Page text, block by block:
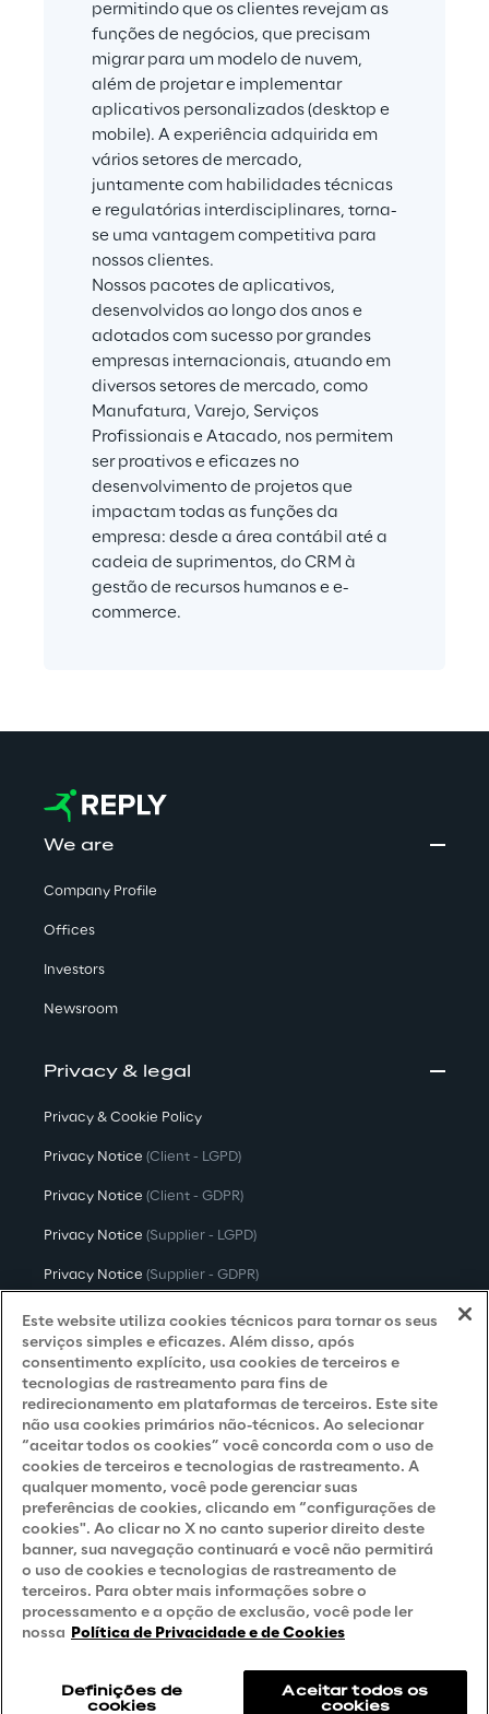
permitindo que os clientes revejam as
funções de negócios, que precisam
migrar para um modelo de nuvem,
além de projetar e implementar
aplicativos personalizados (desktop e
mobile). A experiência adquirida em
vários setores de mercado,
juntamente com habilidades técnicas
e regulatórias interdisciplinares, torna-
se uma vantagem competitiva para
nossos clientes.
Nossos pacotes de aplicativos,
desenvolvidos ao longo dos anos e
adotados com sucesso por grandes
empresas internacionais, atuando em
diversos setores de mercado, como
Manufatura, Varejo, Serviços
Profissionais e Atacado, nos permitem
ser proativos e eficazes no
desenvolvimento de projetos que
impactam todas as funções da
empresa: desde a área contábil até a
cadeia de suprimentos, do CRM à
gestão de recursos humanos e e-
commerce.
We are
Company Profile
Offices
Investors
Newsroom
Privacy & legal
Privacy & Cookie Policy
Privacy Notice (Client - LGPD)
Privacy Notice (Client - GDPR)
Privacy Notice (Supplier - LGPD)
Privacy Notice (Supplier - GDPR)
Privacy Notice (Candidate - LGPD)
Privacy Notice (Candidate - GDPR)
Privacy Notice
Accessibility Statement
Careers
Contacts
Este website utiliza cookies técnicos para tornar os seus
serviços simples e eficazes. Além disso, após
consentimento explícito, usa cookies de terceiros e
tecnologias de rastreamento para fins de
redirecionamento em plataformas de terceiros. Este site
não usa cookies primários não-técnicos. Ao selecionar
“aceitar todos os cookies” você concorda com o uso de
cookies de terceiros e tecnologias de rastreamento. A
qualquer momento, você pode gerenciar suas
preferências de cookies, clicando em “configurações de
cookies". Ao clicar no X no canto superior direito deste
banner, sua navegação continuará e você não permitirá
o uso de cookies e tecnologias de rastreamento de
terceiros. Para obter mais informações sobre o
processamento e a opção de exclusão, você pode ler
nossa Política de Privacidade e de Cookies
Definições de
cookies
Aceitar todos os
cookies